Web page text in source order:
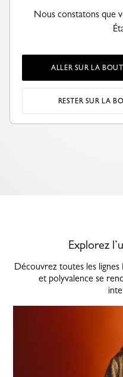
Explorez
Découvrez toutes les lignes
et polyvalence se
Nous constatons que
ALLER SUR LA
RESTER SUR LA